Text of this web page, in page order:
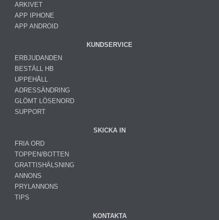
ARKIVET
APP IPHONE
APP ANDROID
KUNDSERVICE
ERBJUDANDEN
BESTÄLL HB
UPPEHÅLL
ADRESSÄNDRING
GLÖMT LÖSENORD
SUPPORT
SKICKA IN
FRIA ORD
TOPPEN/BOTTEN
GRATTISHÄLSNING
ANNONS
PRYLANNONS
TIPS
KONTAKTA